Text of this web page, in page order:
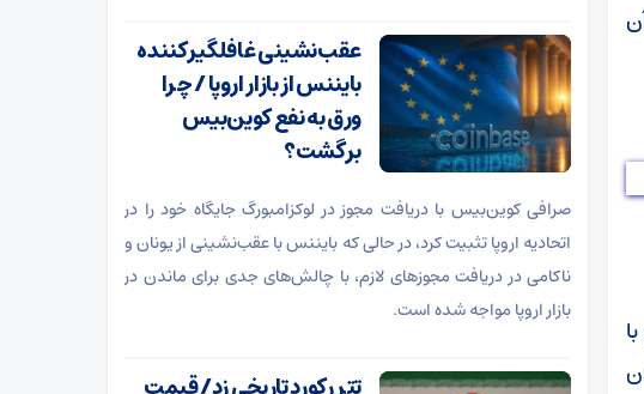
عقب‌نشینی غافلگیرکننده
بایننس از بازار اروپا / چرا
ورق به نفع کوین‌بیس
برگشت؟
صرافی کوین‌بیس با دریافت مجوز در لوکزامبورگ جایگاه خود را در
اتحادیه اروپا تثبیت کرد، در حالی که بایننس با عقب‌نشینی از یونان و
ناکامی در دریافت مجوز‌های لازم، با چالش‌های جدی برای ماندن در
بازار اروپا مواجه شده است.